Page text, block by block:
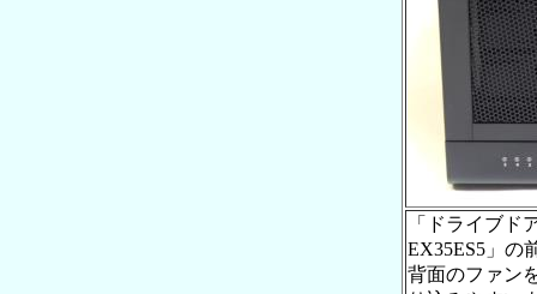
「ドライブド
EX35ES5」の
背面のファン